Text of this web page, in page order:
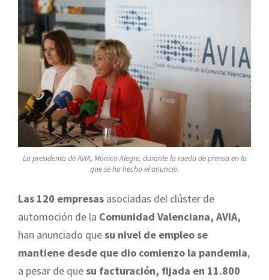
La presidenta de AVIA, Mónica Alegre, durante la rueda de prensa en la
que se ha hecho el anuncio.
Las 120 empresas asociadas del clúster de
automoción de la Comunidad Valenciana, AVIA,
han anunciado quesu nivel de empleo se
mantiene desde que dio comienzo la pandemia,
a pesar de quesu facturación, fijada en 11.800